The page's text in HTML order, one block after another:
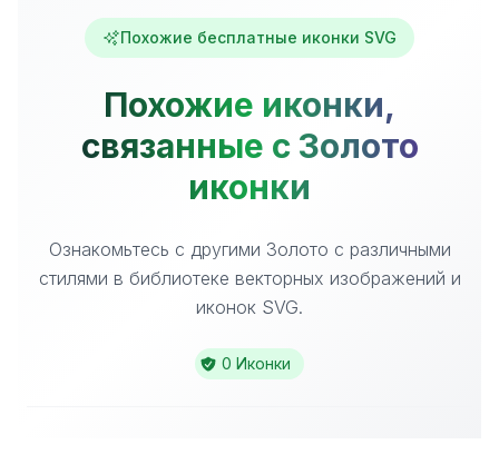
Похожие бесплатные иконки SVG
Похожие иконки,
связанные с Золото
иконки
Ознакомьтесь с другими Золото с различными
стилями в библиотеке векторных изображений и
иконок SVG.
0 Иконки